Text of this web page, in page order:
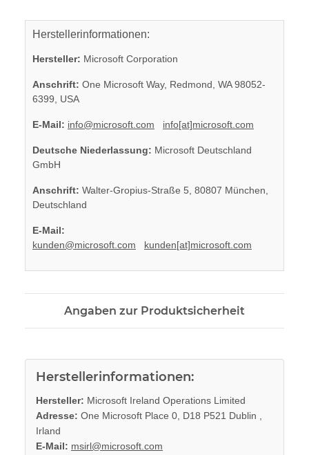
Herstellerinformationen:
Hersteller: Microsoft Corporation
Anschrift: One Microsoft Way, Redmond, WA 98052-
6399, USA
E-Mail: info@microsoft.com info[at]microsoft.com
Deutsche Niederlassung: Microsoft Deutschland
GmbH
Anschrift: Walter-Gropius-Straße 5, 80807 München,
Deutschland
E-Mail:
kunden@microsoft.com
kunden[at]microsoft.com
Angaben zur Produktsicherheit
Herstellerinformationen:
Hersteller: Microsoft Ireland Operations Limited
Adresse: One Microsoft Place 0, D18 P521 Dublin ,
Irland
E-Mail: msirl@microsoft.com